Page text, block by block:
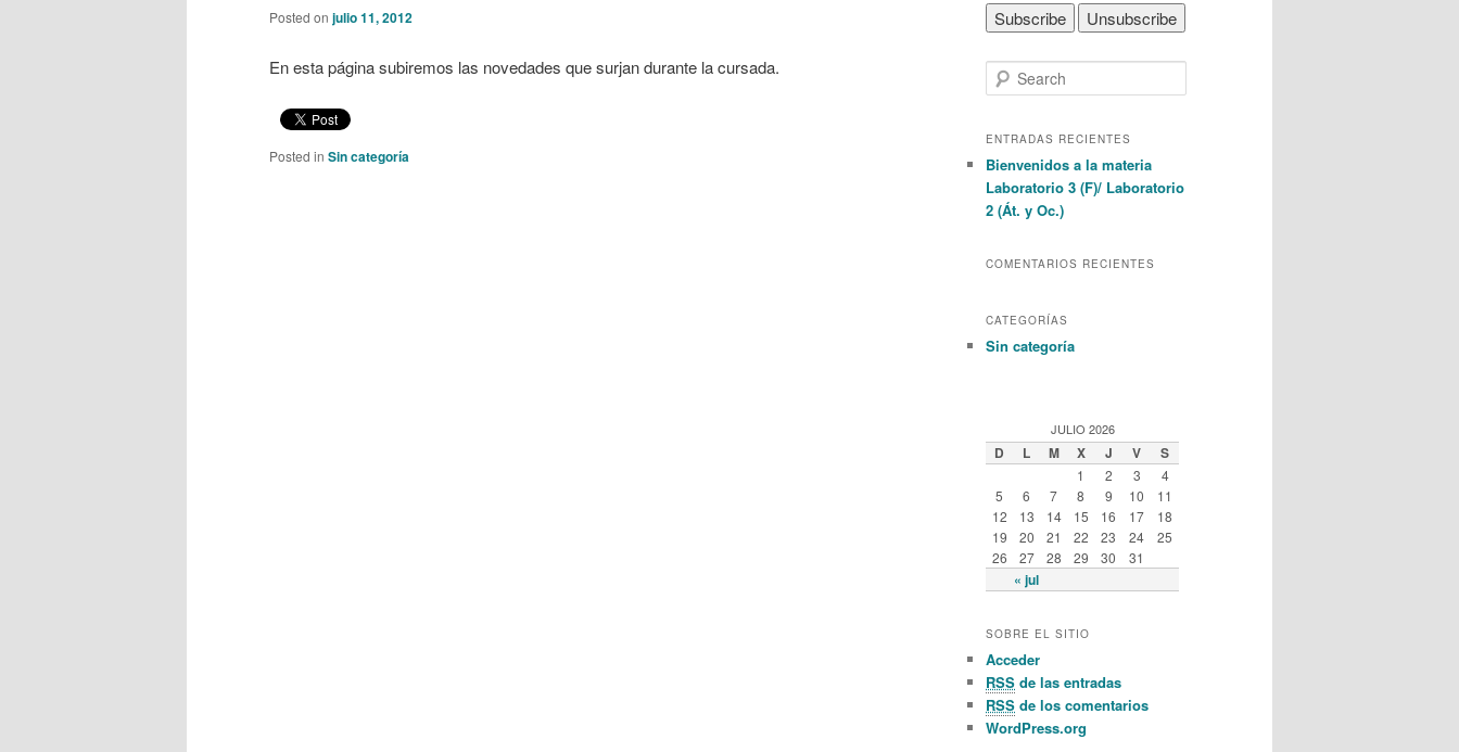
Posted on julio 11, 2012
En esta página subiremos las novedades que surjan durante la cursada.
Posted in Sin categoría
e
r
h
ENTRADAS RECIENTES
Bienvenidos a la materia
Laboratorio 3 (F)/ Laboratorio
2 (Át. y Oc.)
COMENTARIOS RECIENTES
CATEGORÍAS
Sin categoría
JULIO 2026
D L M X J V S
« jul
1 2 3
4
5
6 7 8 9 10
11
12
13 14 15 16 17
18
19
20 21 22 23 24
25
26
27 28 29 30 31
SOBRE EL SITIO
Acceder
RSS de las entradas
RSS de los comentarios
WordPress.org